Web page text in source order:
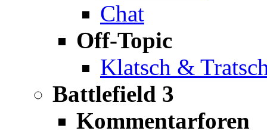
Chat
Off-Topic
Klatsch &
Battlefield 3
Kommentarforen